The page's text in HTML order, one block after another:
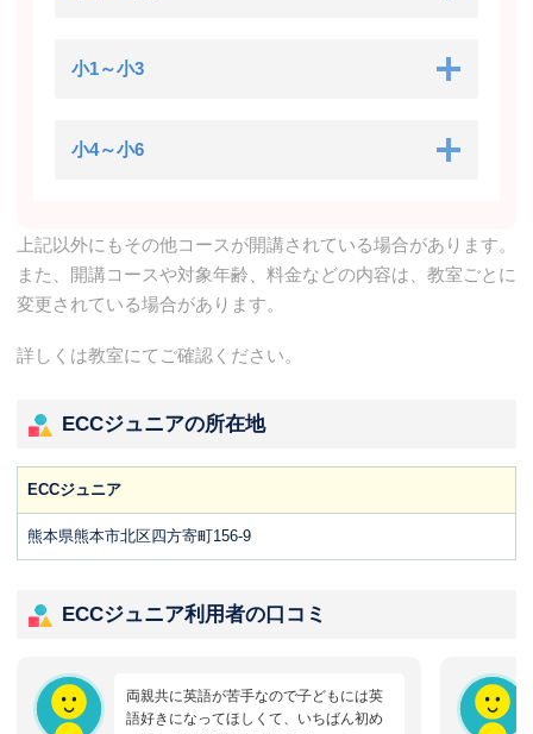
小1～小3
小4～小6
上記以外にもその他コースが開講されている場合があります。
また、開講コースや対象年齢、料金などの内容は、教室ごとに
変更されている場合があります。
詳しくは教室にてご確認ください。
ECCジュニアの所在地
ECCジュニア
熊本県熊本市北区四方寄町156-9
ECCジュニア利用者の口コミ
両親共に英語が苦手なので子どもには英
語好きになってほしくて、いちばん初め